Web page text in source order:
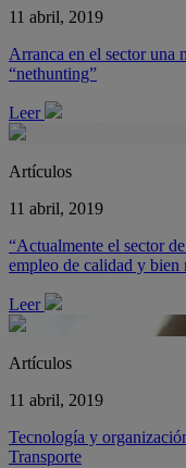
11 abril, 2019
Arranca en el sector una
“nethunting”
Leer
Artículos
11 abril, 2019
“Actualmente el sector
empleo de calidad y bien
Leer
Artículos
11 abril, 2019
Tecnología y
Transporte